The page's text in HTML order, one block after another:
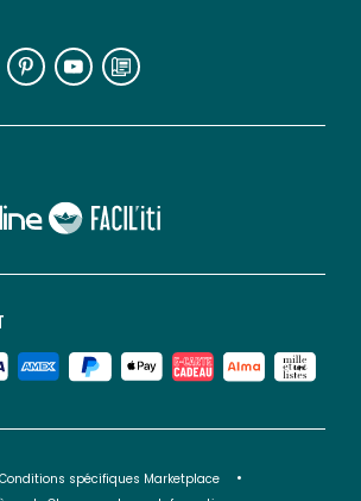
lien vers Faciliti
lien vers l'espace réseaux sociaux lien vers l'espace réseaux sociaux lien vers le blog la redoute
Conditions spécifiques Marketplace